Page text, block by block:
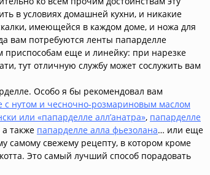
в условиях домашней кухни, и никакие
имеющейся в каждом доме, и ножа для
вам потребуются ленты папарделле
еще и линейку: при нарезке
тут отличную службу может сослужить вам
Особо я бы рекомендовал вам
с нутом и чесночно-розмариновым маслом
или «папарделле алл’анатра», папарделле
а также папарделле алла фьезолана… или еще
самому свежему рецепту, в котором кроме
Это самый лучший способ порадовать